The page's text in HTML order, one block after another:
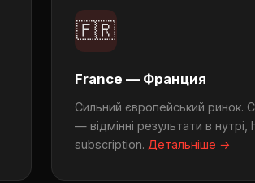
🇫🇷
France — Франция
Сильний європейський ринок.
— відмінні результати в нутрі,
subscription. Детальніше →